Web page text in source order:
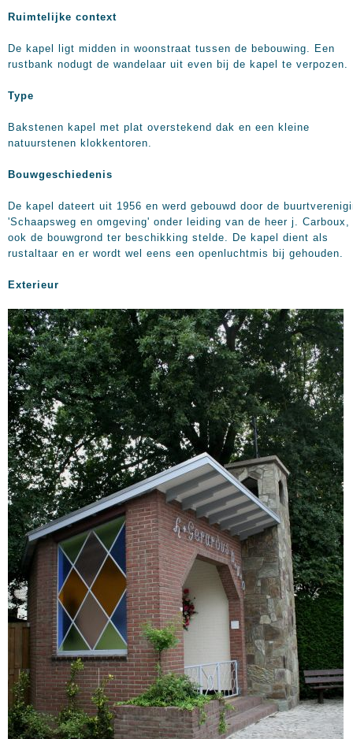
Ruimtelijke context
De kapel ligt midden in woonstraat tussen de bebouwing. Een
rustbank nodugt de wandelaar uit even bij de kapel te verpozen.
Type
Bakstenen kapel met plat overstekend dak en een kleine
natuurstenen klokkentoren.
Bouwgeschiedenis
De kapel dateert uit 1956 en werd gebouwd door de
'Schaapsweg en omgeving' onder leiding van de heer j. Carboux,
ook de bouwgrond ter beschikking stelde. De kapel dient als
rustaltaar en er wordt wel eens een openluchtmis bij gehouden.
Exterieur